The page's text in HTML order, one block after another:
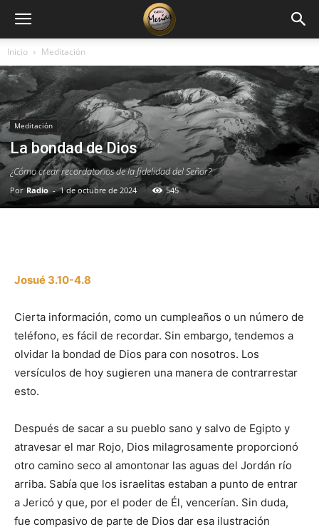
Inicio Meditación
Meditación
La bondad de Dios
¿Cómo crear recordatorios de la fidelidad del Señor?
Por Radio - 1 de octubre de 2024 545
Josué 3.10-4.8
Cierta información, como un cumpleaños o un número de
teléfono, es fácil de recordar. Sin embargo, tendemos a
olvidar la bondad de Dios para con nosotros. Los
versículos de hoy sugieren una manera de contrarrestar
esto.
Después de sacar a su pueblo sano y salvo de Egipto y
atravesar el mar Rojo, Dios milagrosamente proporcionó
otro camino seco al amontonar las aguas del Jordán río
arriba. Sabía que los israelitas estaban a punto de entrar
a Jericó y que, por el poder de Él, vencerían. Sin duda,
fue compasivo de parte de Dios dar esa ilustración